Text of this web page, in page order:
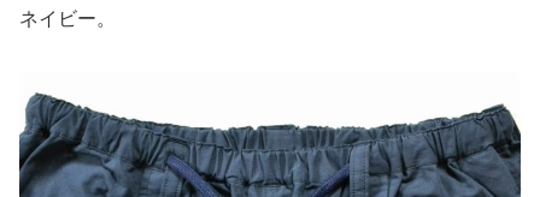
ネイビー。